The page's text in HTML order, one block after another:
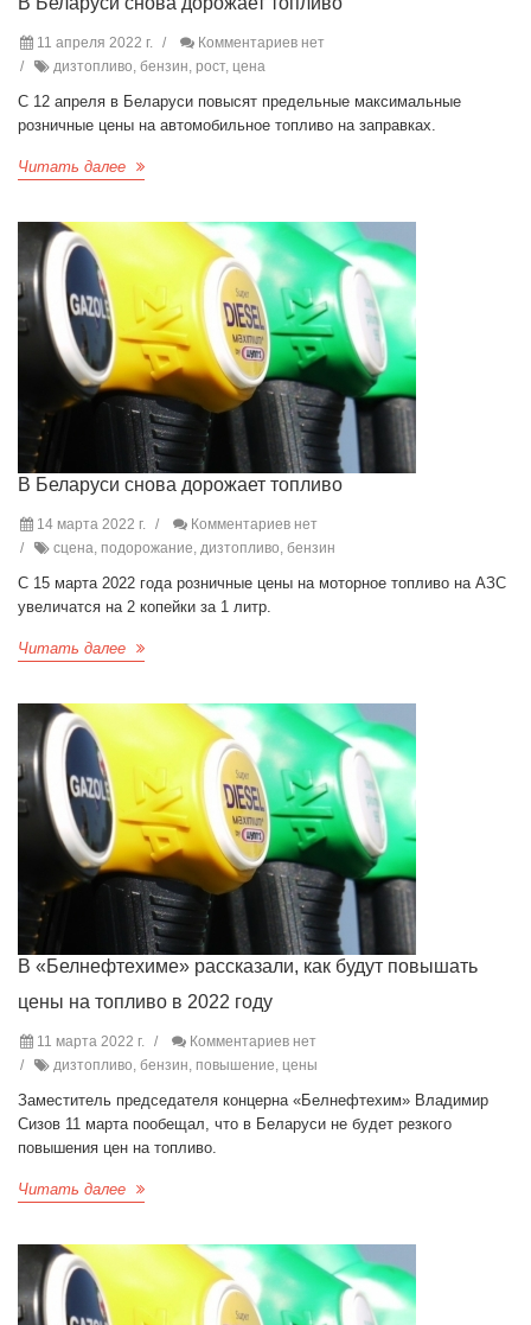
11 апреля 2022 г.
Комментариев нет
дизтопливо, бензин, рост, цена
С 12 апреля в Беларуси повысят предельные максимальные
розничные цены на автомобильное топливо на заправках.
Читать далее
В Беларуси снова дорожает топливо
14 марта 2022 г.
Комментариев нет
сцена, подорожание, дизтопливо, бензин
С 15 марта 2022 года розничные цены на моторное топливо на АЗС
увеличатся на 2 копейки за 1 литр.
Читать далее
В «Белнефтехиме» рассказали, как будут повышать
цены на топливо в 2022 году
11 марта 2022 г.
Комментариев нет
дизтопливо, бензин, повышение, цены
Заместитель председателя концерна «Белнефтехим» Владимир
Сизов 11 марта пообещал, что в Беларуси не будет резкого
повышения цен на топливо.
Читать далее